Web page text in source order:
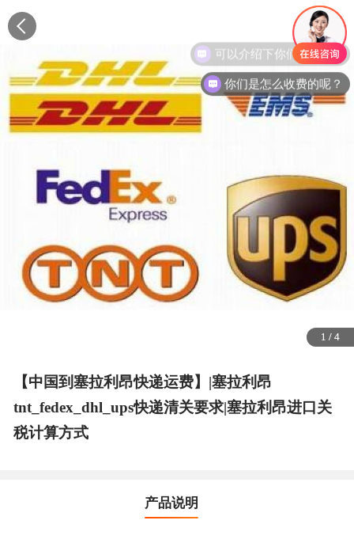
1 /4
1 /4
1 /4
1 /4
【中国到塞拉利昂快递运费】|塞拉利昂
tnt_fedex_dhl_ups快递清关要求|塞拉利昂进口关
税计算方式
产品说明
你们是怎么收费的呢？